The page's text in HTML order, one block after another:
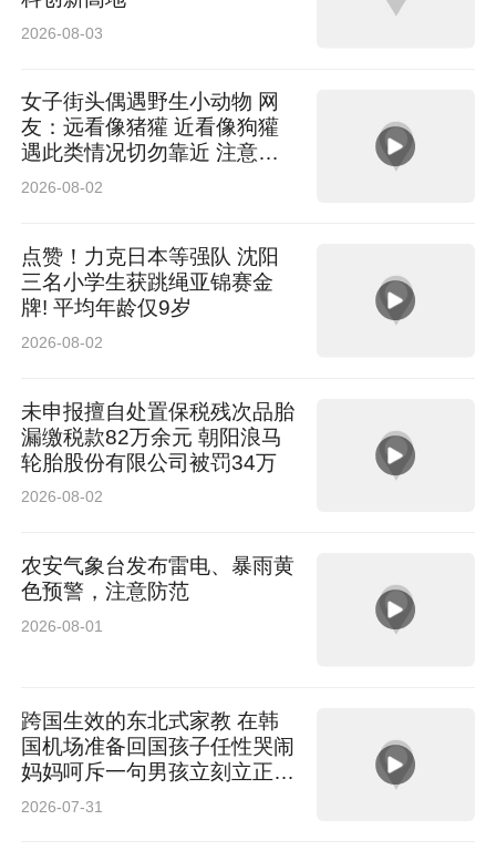
2026-08-03
女子街头偶遇野生小动物 网
友：远看像猪獾 近看像狗獾
遇此类情况切勿靠近 注意安
全
2026-08-02
点赞！力克日本等强队 沈阳
三名小学生获跳绳亚锦赛金
牌! 平均年龄仅9岁
2026-08-02
未申报擅自处置保税残次品胎
漏缴税款82万余元 朝阳浪马
轮胎股份有限公司被罚34万
2026-08-02
农安气象台发布雷电、暴雨黄
色预警，注意防范
2026-08-01
跨国生效的东北式家教 在韩
国机场准备回国孩子任性哭闹
妈妈呵斥一句男孩立刻立正站
定 网友：走遍天下 妈妈最大
2026-07-31